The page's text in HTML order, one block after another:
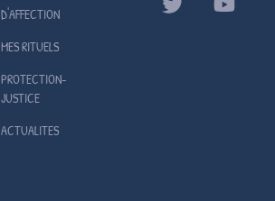
D'AFFECTION
MES RITUELS
PROTECTION-
JUSTICE
ACTUALITES